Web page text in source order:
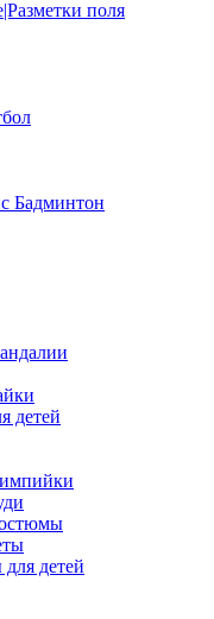
поля
Бадминтон
детей
детей